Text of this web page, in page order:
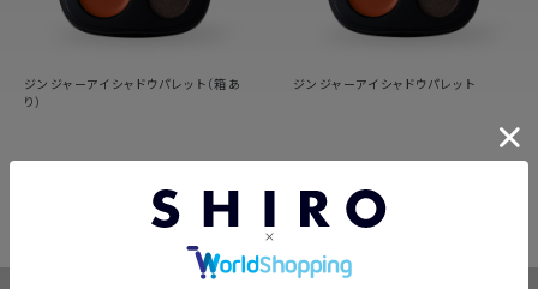
ジンジャーアイシャドウパレット（箱あ
り）
ジンジャーアイシャドウパレット
7,255 円（税込）